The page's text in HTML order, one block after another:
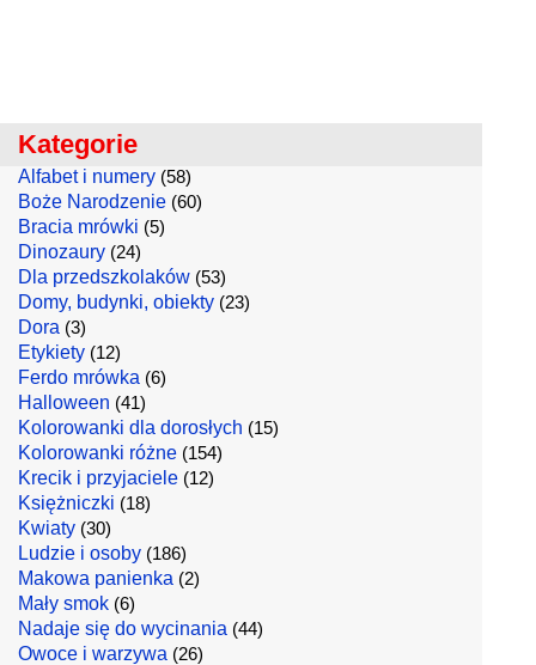
Kategorie
Alfabet i numery (58)
Boże Narodzenie (60)
Bracia mrówki (5)
Dinozaury (24)
Dla przedszkolaków (53)
Domy, budynki, obiekty (23)
Dora (3)
Etykiety (12)
Ferdo mrówka (6)
Halloween (41)
Kolorowanki dla dorosłych (15)
Kolorowanki różne (154)
Krecik i przyjaciele (12)
Księżniczki (18)
Kwiaty (30)
Ludzie i osoby (186)
Makowa panienka (2)
Mały smok (6)
Nadaje się do wycinania (44)
Owoce i warzywa (26)